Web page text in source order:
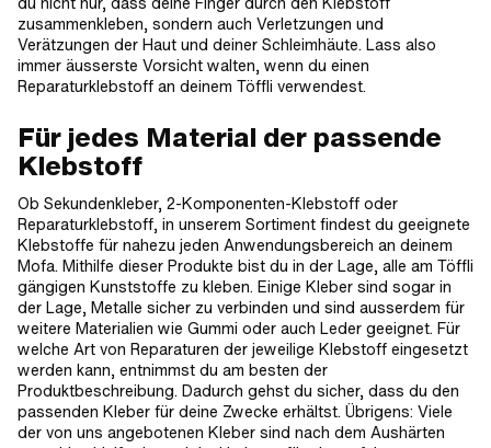
zusammenkleben, sondern auch Verletzungen und
Verätzungen der Haut und deiner Schleimhäute. Lass also
immer äusserste Vorsicht walten, wenn du einen
Reparaturklebstoff an deinem Töffli verwendest.
Für jedes Material der passende
Klebstoff
Ob Sekundenkleber, 2-Komponenten-Klebstoff oder
Reparaturklebstoff, in unserem Sortiment findest du geeignete
Klebstoffe für nahezu jeden Anwendungsbereich an deinem
Mofa. Mithilfe dieser Produkte bist du in der Lage, alle am Töffli
gängigen Kunststoffe zu kleben. Einige Kleber sind sogar in
der Lage, Metalle sicher zu verbinden und sind ausserdem für
weitere Materialien wie Gummi oder auch Leder geeignet. Für
welche Art von Reparaturen der jeweilige Klebstoff eingesetzt
werden kann, entnimmst du am besten der
Produktbeschreibung. Dadurch gehst du sicher, dass du den
passenden Kleber für deine Zwecke erhältst. Übrigens: Viele
der von uns angebotenen Kleber sind nach dem Aushärten